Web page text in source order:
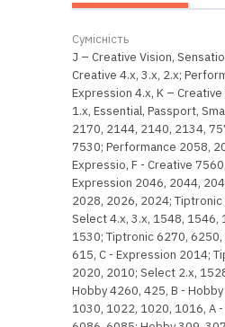
Сумісність
J – Creative Vision,
Creative 4.x, 3.x, 2.x;
Expression 4.x, K –
1.x, Essential, Passport,
2170, 2144, 2140, 2134,
7530; Performance 2058,
Expressio, F - Creative
Expression 2046, 2044,
2028, 2026, 2024; Tiptronic
Select 4.x, 3.x, 1548, 1546,
1530; Tiptronic 6270,
615, C - Expression 2014;
2020, 2010; Select 2.x,
Hobby 4260, 425, B -
1030, 1022, 1020, 1016, A